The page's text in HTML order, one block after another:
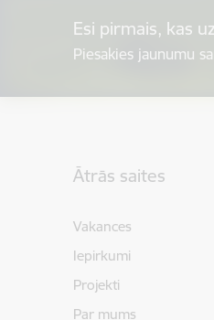
Esi pirmais, kas
Piesakies jaunumu
Ātrās saites
Vakances
Iepirkumi
Projekti
Par mums